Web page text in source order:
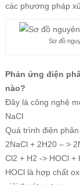
các phương pháp
Sơ đồ
Phản ứng điện
nào?
Đây là công nghệ
NaCl
Quá trình điện
2NaCl + 2H20 – >
Cl2 + H2 -> HOCl +
HOCl là hợp chất